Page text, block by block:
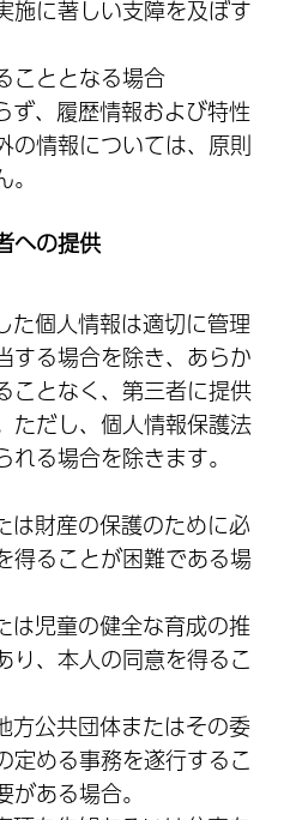
施に著しい支障を及ぼす
こととなる場合
ず、履歴情報および特性
の情報については、原則
への提供
た個人情報は適切に管理
する場合を除き、あらか
ことなく、第三者に提供
ただし、個人情報保護法
る場合を除きます。
財産の保護のために必
得ることが困難である場
児童の健全な育成の推
り、本人の同意を得るこ
公共団体またはその委
定める事務を遂行するこ
ある場合。